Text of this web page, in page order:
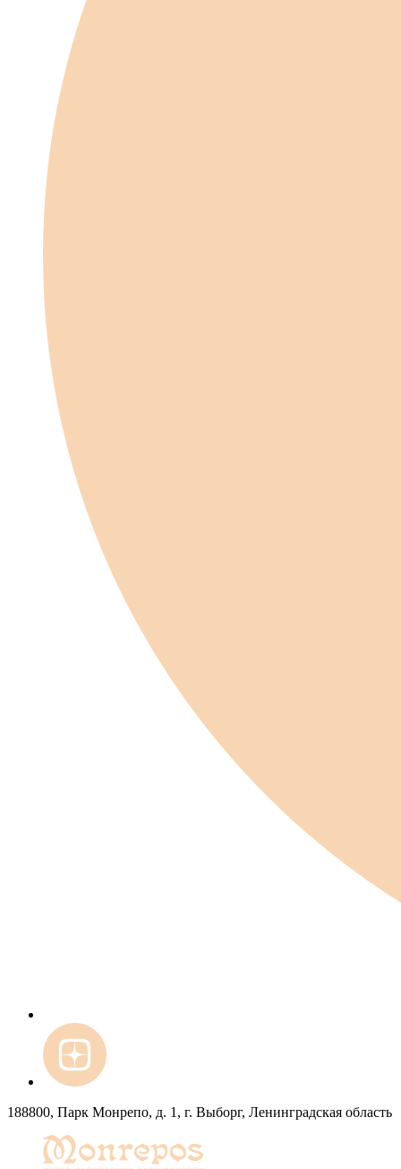
188800, Парк Монрепо, д. 1, г. Выборг, Ленинградская область